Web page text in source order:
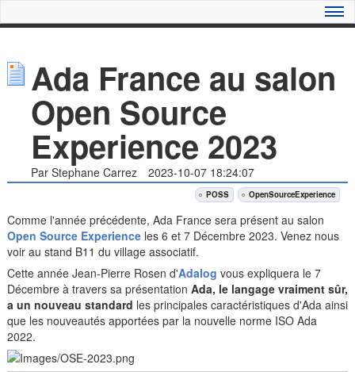
Ada France au salon
Open Source
Experience 2023
Par Stephane Carrez 2023-10-07 18:24:07
OpenSourceExperience
POSS
Comme l'année précédente, Ada France sera présent au salon
Open Source Experienceles 6 et 7 Décembre 2023. Venez nous
voir au stand B11 du village associatif.
Cette année Jean-Pierre Rosen d'Adalog vous expliquera le 7
Décembre à travers sa présentation Ada, le langage vraiment sûr,
a un nouveau standard les principales caractéristiques d'Ada ainsi
que les nouveautés apportées par la nouvelle norme ISO Ada
2022.